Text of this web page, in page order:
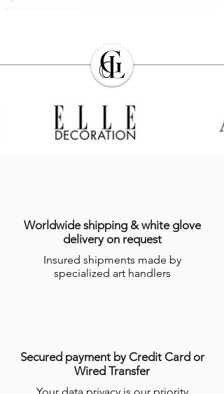
Worldwide shipping & white glove
delivery on request
Insured shipments made by
specialized art handlers
Secured payment by Credit Card or
Wired Transfer